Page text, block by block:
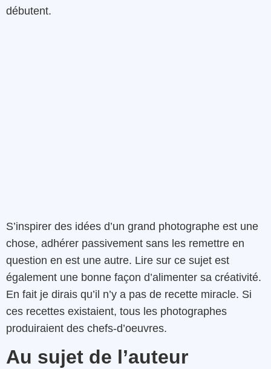
débutent.
S’inspirer des idées d’un grand photographe est une
chose, adhérer passivement sans les remettre en
question en est une autre. Lire sur ce sujet est
également une bonne façon d’alimenter sa créativité.
En fait je dirais qu’il n’y a pas de recette miracle. Si
ces recettes existaient, tous les photographes
produiraient des chefs-d’oeuvres.
Au sujet de l’auteur